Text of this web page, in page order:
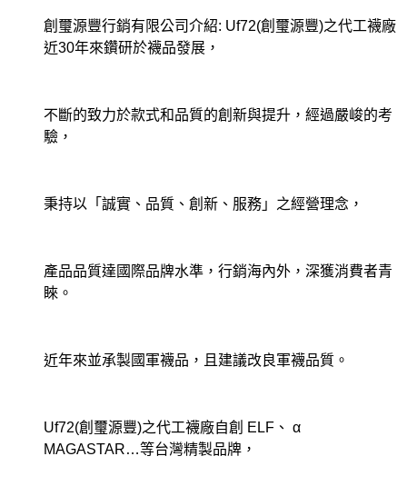
創璽源豐行銷有限公司介紹: Uf72(創璽源豐)之代工襪廠
近30年來鑽研於襪品發展，
不斷的致力於款式和品質的創新與提升，經過嚴峻的考
驗，
秉持以「誠實、品質、創新、服務」之經營理念，
產品品質達國際品牌水準，行銷海內外，深獲消費者青
睞。
近年來並承製國軍襪品，且建議改良軍襪品質。
Uf72(創璽源豐)之代工襪廠自創 ELF、 α
MAGASTAR…等台灣精製品牌，